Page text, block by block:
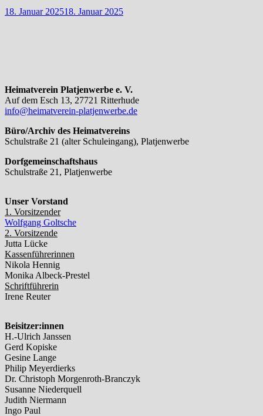
18. Januar 202518. Januar 2025
Heimatverein Platjenwerbe e. V.
Auf dem Esch 13, 27721 Ritterhude
info@heimatverein-platjenwerbe.de
Büro/Archiv des Heimatvereins
Schulstraße 21 (alter Schuleingang), Platjenwerbe
Dorfgemeinschaftshaus
Schulstraße 21, Platjenwerbe
Unser Vorstand
1. Vorsitzender
Wolfgang Goltsche
2. Vorsitzende
Jutta Lücke
Kassenführerinnen
Nikola Hennig
Monika Albeck-Prestel
Schriftführerin
Irene Reuter
Beisitzer:innen
H.-Ulrich Janssen
Gerd Kopiske
Gesine Lange
Philip Meyerdierks
Dr. Christoph Morgenroth-Branczyk
Susanne Niederquell
Judith Niermann
Ingo Paul